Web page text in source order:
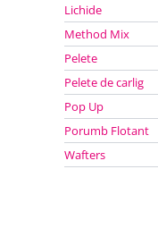
Lichide
Method Mix
Pelete
Pelete de carlig
Pop Up
Porumb Flotant
Wafters